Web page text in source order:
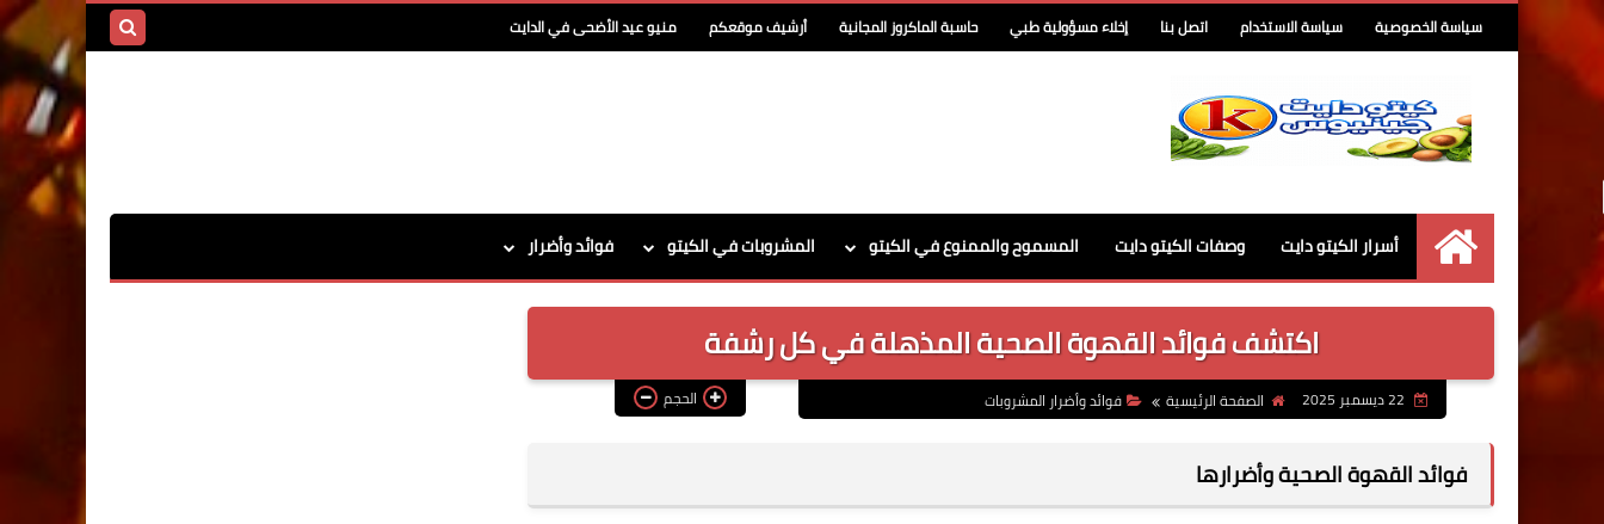
سياسة الخصوصية سياسة الاستخدام اتصل بنا إخلاء مسؤولية طبي حاسبة الماكروز المجانية أرشيف موقعكم منيو عيد الأضحى في الدايت
بحث هذه
الإلكترونية
كيتو جينيوس
أسرار الكيتو دايت وصفات الكيتو دايت المسموح والممنوع في الكيتو المشروبات في الكيتو فوائد وأضرار
اكتشف فوائد القهوة الصحية المذهلة في كل رشفة
الصفحة الرئيسية فوائد وأضرار المشروبات الحجم
فوائد القهوة الصحية وأضرارها